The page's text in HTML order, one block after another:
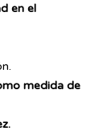
en el
medida de